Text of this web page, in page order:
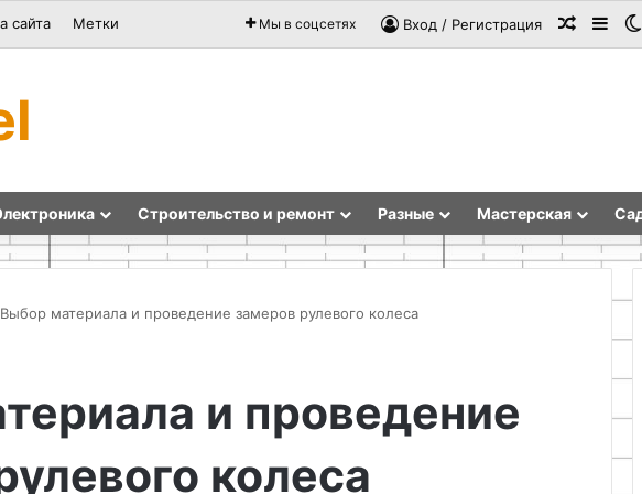
сайта Метки Мы в соцсетях Вход / Регистрация
Строительство и ремонт Разные Мастерская
Выбор материала и проведение замеров рулевого колеса
и проведение
колеса